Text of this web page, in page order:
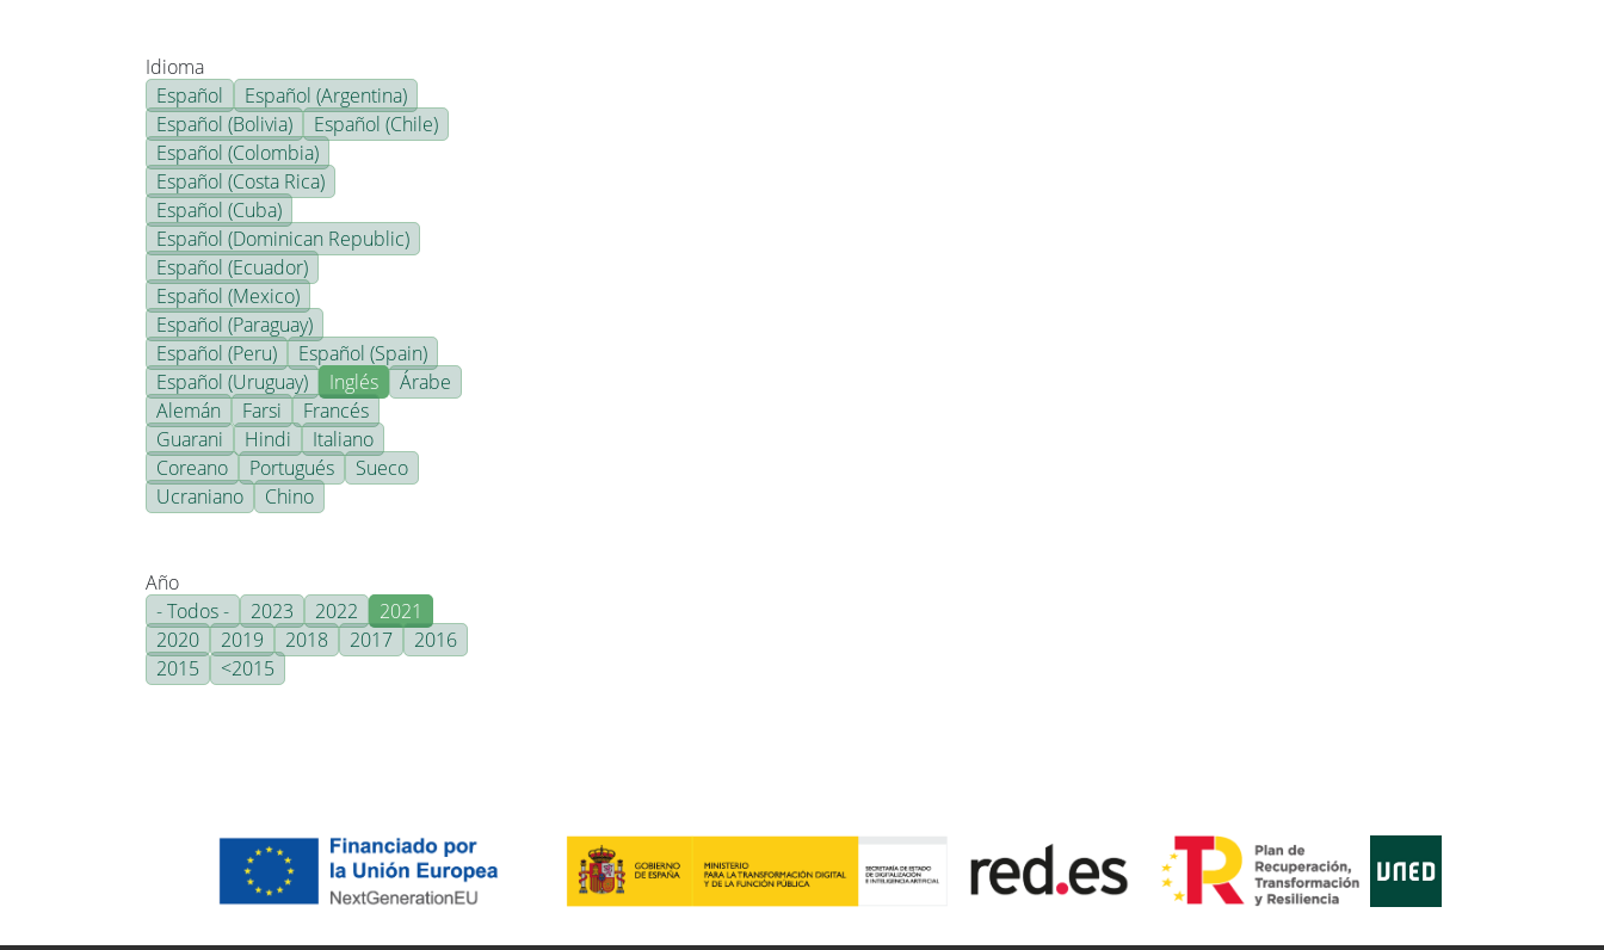
Idioma
Español
Español (Argentina)
Español (Bolivia)
Español (Chile)
Español (Colombia)
Español (Costa Rica)
Español (Cuba)
Español (Dominican Republic)
Español (Ecuador)
Español (Mexico)
Español (Paraguay)
Español (Peru)
Español (Spain)
Español (Uruguay)
Inglés
Árabe
Alemán
Farsi
Francés
Guarani
Hindi
Italiano
Coreano
Portugués
Sueco
Ucraniano
Chino
Año
- Todos -
2023 2022
2021
2020
2019 2018 2017
2016
2015
<2015